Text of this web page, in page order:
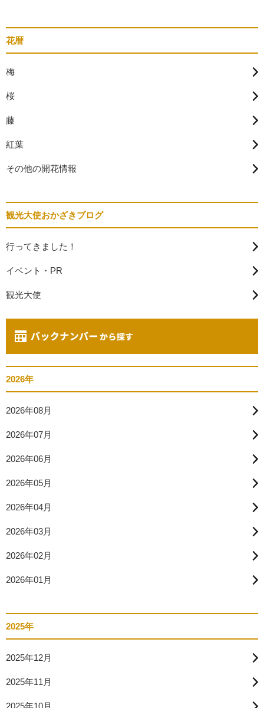
花暦
梅
桜
藤
紅葉
その他の開花情報
観光大使おかざきブログ
行ってきました！
イベント・PR
観光大使
2026年
2026年08月
2026年07月
2026年06月
2026年05月
2026年04月
2026年03月
2026年02月
2026年01月
2025年
2025年12月
2025年11月